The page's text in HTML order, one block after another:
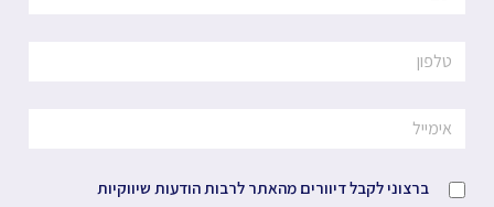
ברצוני לקבל דיוורים מהאתר לרבות הודעות שיווקיות